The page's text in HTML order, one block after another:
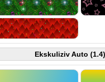
Ekskuliziv Auto